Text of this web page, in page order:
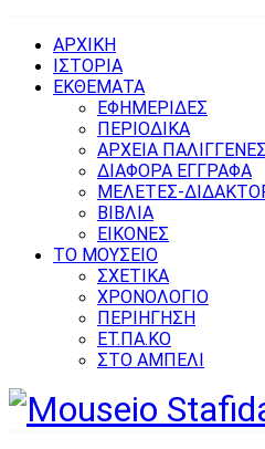
ΑΡΧΙΚΗ
ΙΣΤΟΡΙΑ
ΕΚΘΕΜΑΤΑ
ΕΦΗΜΕΡΙΔΕΣ
ΠΕΡΙΟΔΙΚΑ
ΑΡΧΕΙΑ
ΔΙΑΦΟΡΑ ΕΓΓΡΑΦΑ
ΜΕΛΕΤΕΣ-
ΒΙΒΛΙΑ
ΕΙΚΟΝΕΣ
ΤΟ ΜΟΥΣΕΙΟ
ΣΧΕΤΙΚΑ
ΧΡΟΝΟΛΟΓΙΟ
ΠΕΡΙΗΓΗΣΗ
ΕΤ.ΠΑ.ΚΟ
ΣΤΟ ΑΜΠΕΛΙ